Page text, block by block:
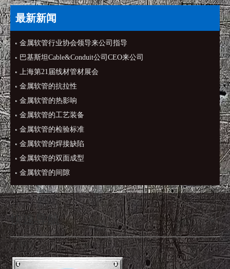
最新新闻
金属软管行业协会领导来公司指导
巴基斯坦Cable&Conduit公司CEO来公司
上海第21届线材管材展会
金属软管的抗拉性
金属软管的热影响
金属软管的工艺装备
金属软管的检验标准
金属软管的焊接缺陷
金属软管的双面成型
金属软管的间隙
快速导航